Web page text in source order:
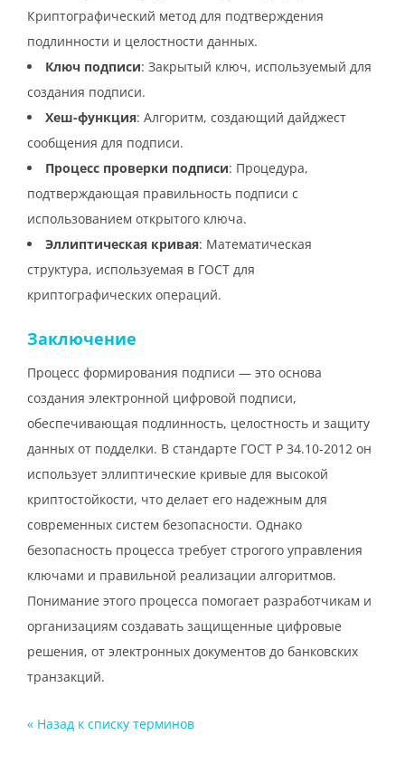
Криптографический метод для подтверждения
подлинности и целостности данных.
Ключ подписи: Закрытый ключ, используемый для
создания подписи.
Хеш-функция: Алгоритм, создающий дайджест
сообщения для подписи.
Процесс проверки подписи: Процедура,
подтверждающая правильность подписи с
использованием открытого ключа.
Эллиптическая кривая: Математическая
структура, используемая в ГОСТ для
криптографических операций.
Заключение
Процесс формирования подписи — это основа
создания электронной цифровой подписи,
обеспечивающая подлинность, целостность и защиту
данных от подделки. В стандарте ГОСТ Р 34.10-2012 он
использует эллиптические кривые для высокой
криптостойкости, что делает его надежным для
современных систем безопасности. Однако
безопасность процесса требует строгого управления
ключами и правильной реализации алгоритмов.
Понимание этого процесса помогает разработчикам и
организациям создавать защищенные цифровые
решения, от электронных документов до банковских
транзакций.
« Назад к cписку терминов